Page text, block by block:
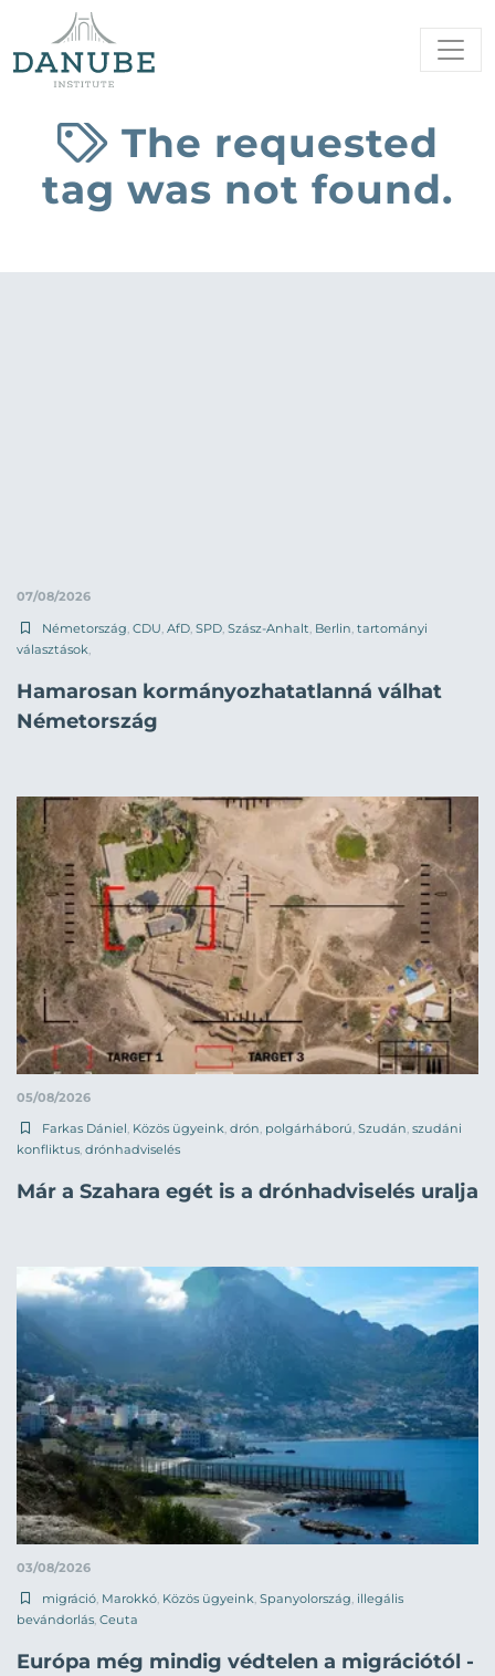
The requested
tag was not found.
07/08/2026
Németország CDU AfD SPD Szász-Anhalt Berlin tartományi
választások
Hamarosan kormányozhatatlanná válhat
Németország
05/08/2026
Farkas Dániel Közös ügyeink drón polgárháború Szudán szudáni
konfliktus drónhadviselés
Már a Szahara egét is a drónhadviselés uralja
03/08/2026
migráció, Marokkó, Közös ügyeink, Spanyolország, illegális
bevándorlás, Ceuta
Európa még mindig védtelen a migrációtól -